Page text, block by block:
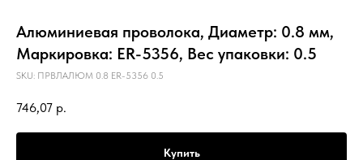
Алюминиевая проволока, Диаметр: 0.8 мм,
Маркировка: ER-5356, Вес упаковки: 0.5
SKU: ПРВЛАЛЮМ 0.8 ER-5356 0.5
746,07 р.
Купить